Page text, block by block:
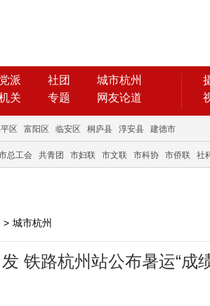
党派 社团
城市杭州
关
专题 网友论道
区 富阳区 临安区 桐庐县 淳安县 建德市
总工会 共青团 市妇联 市文联 市科协 市侨联 社
> 城市杭州
铁路杭州站公布暑运“成